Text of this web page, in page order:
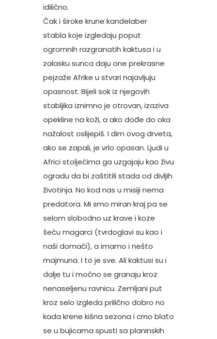
idilično.
Čak i široke krune kandelaber
stabla koje izgledaju poput
ogromnih razgranatih kaktusa i u
zalasku sunca daju one prekrasne
pejzaže Afrike u stvari najavljuju
opasnost. Bijeli sok iz njegovih
stabljika iznimno je otrovan, izaziva
opekline na koži, a ako dođe do oka
nažalost oslijepiš. I dim ovog drveta,
ako se zapali, je vrlo opasan. Ljudi u
Africi stoljećima ga uzgajaju kao živu
ogradu da bi zaštitili stada od divljih
životinja. No kod nas u misiji nema
predatora. Mi smo miran kraj pa se
selom slobodno uz krave i koze
šeću magarci (tvrdoglavi su kao i
naši domaći), a imamo i nešto
majmuna. I to je sve. Ali kaktusi su i
dalje tu i moćno se granaju kroz
nenaseljenu ravnicu. Zemljani put
kroz selo izgleda prilično dobro no
kada krene kišna sezona i crno blato
se u bujicama spusti sa planinskih